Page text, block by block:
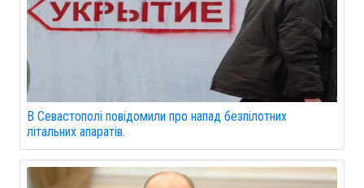
В Севастополі повідомили про напад безпілотних
літальних апаратів.